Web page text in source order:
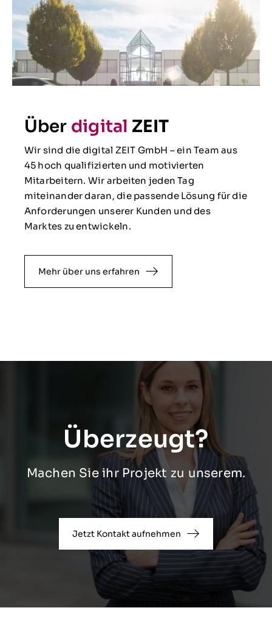
Über digital ZEIT
Wir sind die digital ZEIT GmbH – ein Team aus
45 hoch qualifizierten und motivierten
Mitarbeitern. Wir arbeiten jeden Tag
miteinander daran, die passende Lösung für die
Anforderungen unserer Kunden und des
Marktes zu entwickeln.
Mehr über uns erfahren
Überzeugt?
Machen Sie ihr Projekt zu unserem.
Jetzt Kontakt aufnehmen